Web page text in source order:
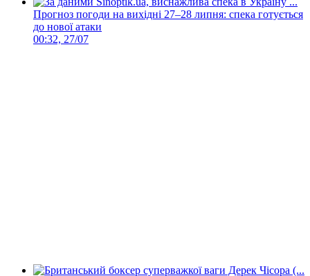
Прогноз погоди на вихідні 27–28 липня: спека готується
до нової атаки
00:32, 27/07